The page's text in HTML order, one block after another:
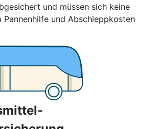
und müssen sich keine
Pannenhilfe und Abschleppkosten